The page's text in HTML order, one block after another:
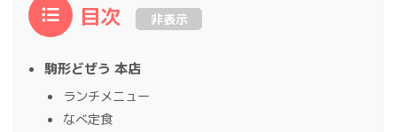
目次 非表示
駒形どぜう 本店
ランチメニュー
なべ定食